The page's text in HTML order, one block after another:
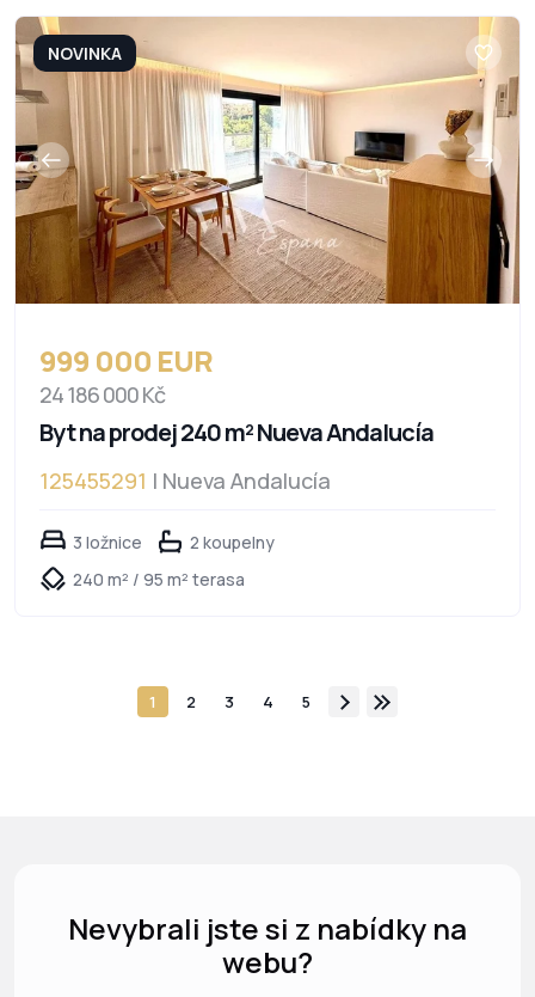
NOVINKA
999 000 EUR
24 186 000 Kč
Byt na prodej 240 m² Nueva Andalucía
125455291 | Nueva Andalucía
3 ložnice
2 koupelny
240 m² / 95 m² terasa
1 2 3 4 5
Nevybrali jste si z nabídky na
webu?